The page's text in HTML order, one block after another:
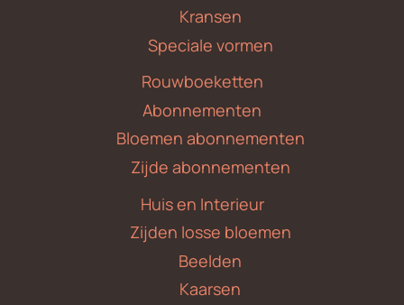
Kransen
Speciale vormen
Rouwboeketten
Abonnementen
Bloemen abonnementen
Zijde abonnementen
Huis en Interieur
Zijden losse bloemen
Beelden
Kaarsen